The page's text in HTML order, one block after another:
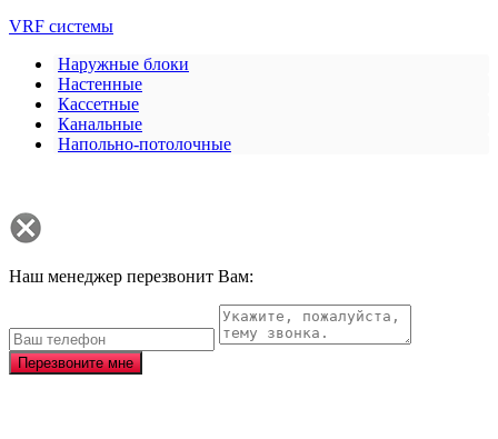
VRF системы
Наружные блоки
Настенные
Кассетные
Канальные
Напольно-потолочные
Наш менеджер перезвонит Вам:
Перезвоните мне